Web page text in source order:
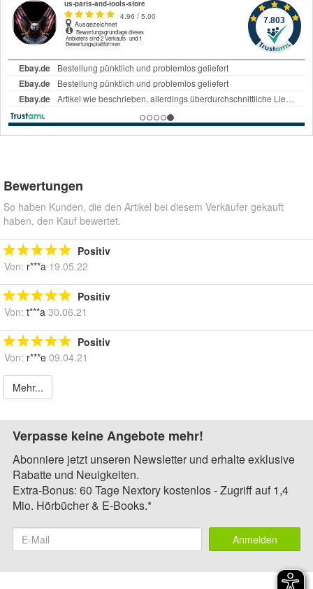
Bewertungen
So haben Kunden, die den Artikel bei diesem Verkäufer gekauft
haben, den Kauf bewertet.
Positiv
Von: r***a 19.05.22
Positiv
Von: t***a 30.06.21
Positiv
Von: r***e 09.04.21
Mehr...
Verpasse keine Angebote mehr!
Abonniere jetzt unseren Newsletter und erhalte exklusive
Rabatte und Neuigkeiten.
Extra-Bonus: 60 Tage Nextory kostenlos - Zugriff auf 1,4
Mio. Hörbücher & E-Books.*
Anmelden